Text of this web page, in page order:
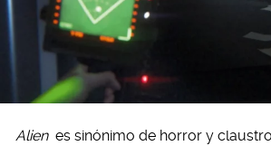
Alien es sinónimo de horror y